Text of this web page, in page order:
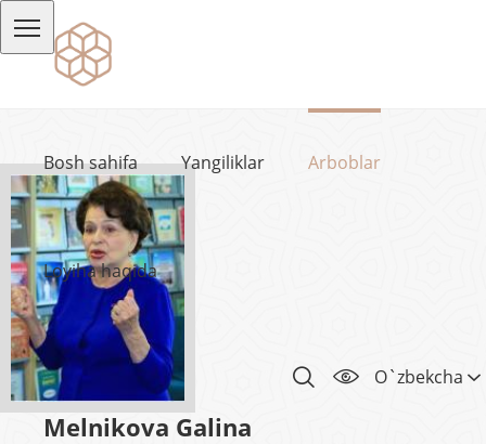
Bosh sahifa Yangiliklar Arboblar
Loyiha haqida
O`zbekcha
Melnikova Galina